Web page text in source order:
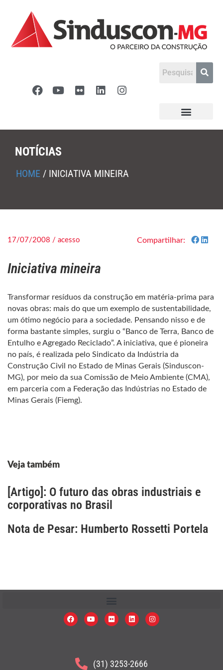
NOTÍCIAS
HOME / INICIATIVA MINEIRA
17/07/2008 / acesso Compartilhar:
Iniciativa mineira
Transformar resíduos da construção em matéria-prima para
novas obras: mais do que um exemplo de sustentabilidade,
um ótimo negócio para a sociedade. Pensando nisso e de
forma bastante simples, surgiu o “Banco de Terra, Banco de
Entulho e Agregado Reciclado”. A iniciativa, que é pioneira
no país, é realizada pelo Sindicato da Indústria da
Construção Civil no Estado de Minas Gerais (Sinduscon-
MG), por meio da sua Comissão de Meio Ambiente (CMA),
em parceria com a Federação das Indústrias no Estado de
Minas Gerais (Fiemg).
Veja também
[Artigo]: O futuro das obras industriais e
corporativas no Brasil
Nota de Pesar: Humberto Rossetti Portela
(31) 3253-2666